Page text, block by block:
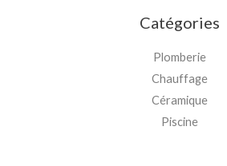
Catégories
Plomberie
Chauffage
Céramique
Piscine